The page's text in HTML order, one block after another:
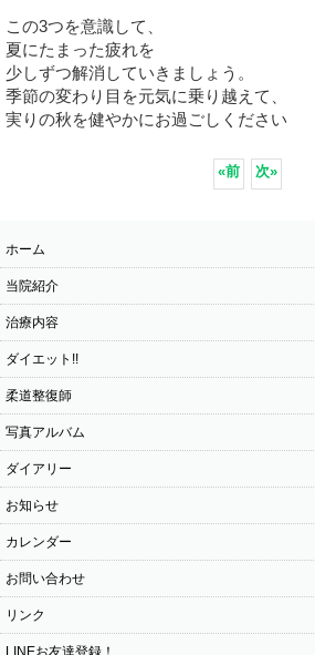
この3つを意識して、
夏にたまった疲れを
少しずつ解消していきましょう。
季節の変わり目を元気に乗り越えて、
実りの秋を健やかにお過ごしください
«前 次»
ホーム
当院紹介
治療内容
ダイエット!!
柔道整復師
写真アルバム
ダイアリー
お知らせ
カレンダー
お問い合わせ
リンク
LINEお友達登録！